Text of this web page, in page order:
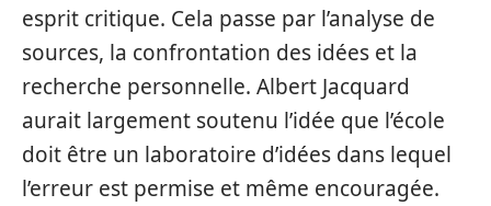
esprit critique. Cela passe par l’analyse de
sources, la confrontation des idées et la
recherche personnelle. Albert Jacquard
aurait largement soutenu l’idée que l’école
doit être un laboratoire d’idées dans lequel
l’erreur est permise et même encouragée.